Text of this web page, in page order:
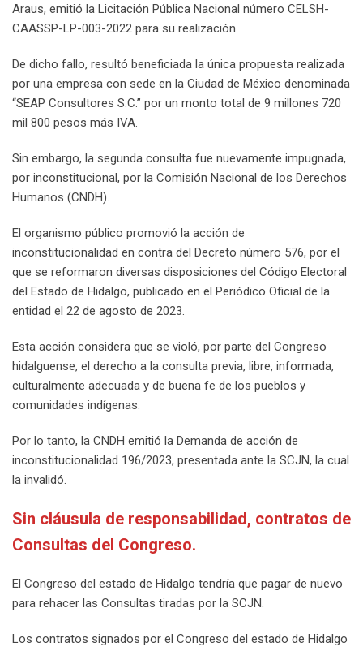
Araus, emitió la Licitación Pública Nacional número CELSH-
CAASSP-LP-003-2022 para su realización.
De dicho fallo, resultó beneficiada la única propuesta realizada
por una empresa con sede en la Ciudad de México denominada
“SEAP Consultores S.C.” por un monto total de 9 millones 720
mil 800 pesos más IVA.
Sin embargo, la segunda consulta fue nuevamente impugnada,
por inconstitucional, por la Comisión Nacional de los Derechos
Humanos (CNDH).
El organismo público promovió la acción de
inconstitucionalidad en contra del Decreto número 576, por el
que se reformaron diversas disposiciones del Código Electoral
del Estado de Hidalgo, publicado en el Periódico Oficial de la
entidad el 22 de agosto de 2023.
Esta acción considera que se violó, por parte del Congreso
hidalguense, el derecho a la consulta previa, libre, informada,
culturalmente adecuada y de buena fe de los pueblos y
comunidades indígenas.
Por lo tanto, la CNDH emitió la Demanda de acción de
inconstitucionalidad 196/2023, presentada ante la SCJN, la cual
la invalidó.
Sin cláusula de responsabilidad, contratos de
Consultas del Congreso.
El Congreso del estado de Hidalgo tendría que pagar de nuevo
para rehacer las Consultas tiradas por la SCJN.
Los contratos signados por el Congreso del estado de Hidalgo